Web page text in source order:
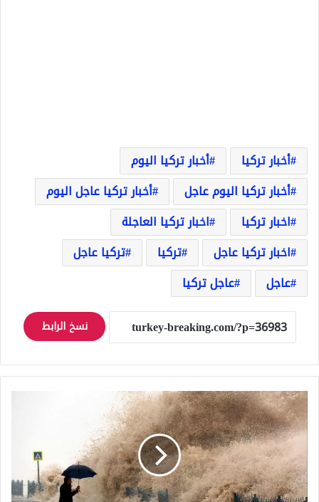
أخبار تركيا
أخبار تركيا اليوم
أخبار تركيا اليوم عاجل
أخبار تركيا عاجل اليوم
اخبار تركيا
اخبار تركيا العاجلة
اخبار تركيا عاجل
تركيا
تركيا عاجل
عاجل
عاجل تركيا
نسخ الرابط
عاصفة
قوية
ستضرب
إسطنبول
وهيئة
الأرصاد
تحذر